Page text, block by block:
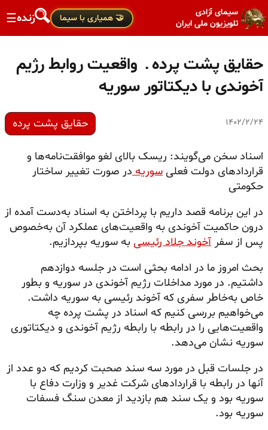
سیمای آزادی
تلویزیون ملی ایران
🤝 همیاری با سیما زنده☰
حقایق پشت پرده ـ واقعیت روابط رژیم
آخوندی با دیکتاتور سوریه
۱۴۰۲/۲/۲۴ حقایق پشت پرده
اسناد سخن می‌گویند: ریسک بالای لغو موافقت‌نامه‌ها و
قراردادهای دولت فعلی سوریهدر صورت تغییر ساختار
حکومتی
در این برنامه قصد داریم با پرداختن به اسناد به‌دست آمده از
درون حاکمیت آخوندی به واقعیت‌های عملکرد آن به‌خصوص
پس از سفر آخوند جلاد رئیسی به سوریه بپردازیم.
بحث امروز ما در ادامه بحثی است در جلسه دوازدهم
داشتیم. در مورد مداخلات رژیم آخوندی در سوریه و بطور
خاص به‌خاطر سفری که آخوند رئیسی به سوریه داشت.
می‌خواهیم بررسی کنیم که اسناد در پشت پرده چه
واقعیت‌هایی را در رابطه با رابطه رژیم آخوندی و دیکتاتوری
سوریه نشان می‌دهد.
در جلسات قبل در مورد سه سند صحبت کردیم که دو عدد از
آنها در رابطه با قراردادهای شرکت غدیر و وزارت دفاع با
سوریه بود و یک سند هم بازدید از معدن سنگ فسفات
سوریه بود.